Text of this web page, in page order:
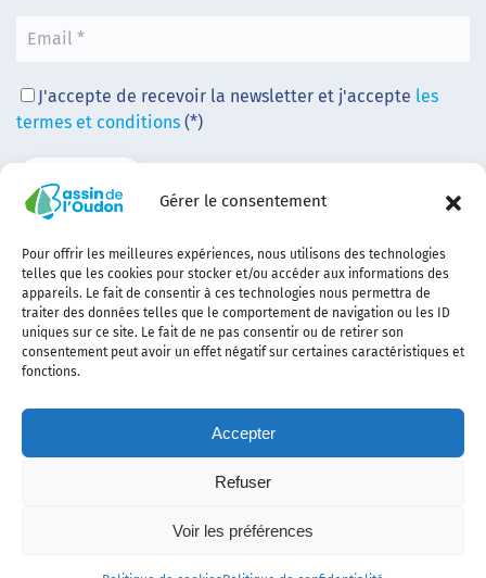
Gérer le consentement
Pour offrir les meilleures expériences, nous utilisons des technologies
telles que les cookies pour stocker et/ou accéder aux informations des
appareils. Le fait de consentir à ces technologies nous permettra de
traiter des données telles que le comportement de navigation ou les ID
uniques sur ce site. Le fait de ne pas consentir ou de retirer son
consentement peut avoir un effet négatif sur certaines caractéristiques et
fonctions.
Accepter
Refuser
Voir les préférences
J'accepte de recevoir la newsletter et j'accepte les
termes et conditions (*)
confidentialité